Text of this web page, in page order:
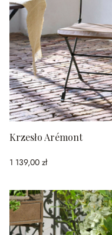
Krzesło Arémont
1 139,00 zł